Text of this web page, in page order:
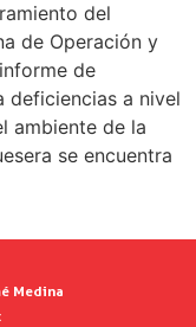
del
de Operación y
de
deficiencias a nivel
ambiente de la
se encuentra
Medina